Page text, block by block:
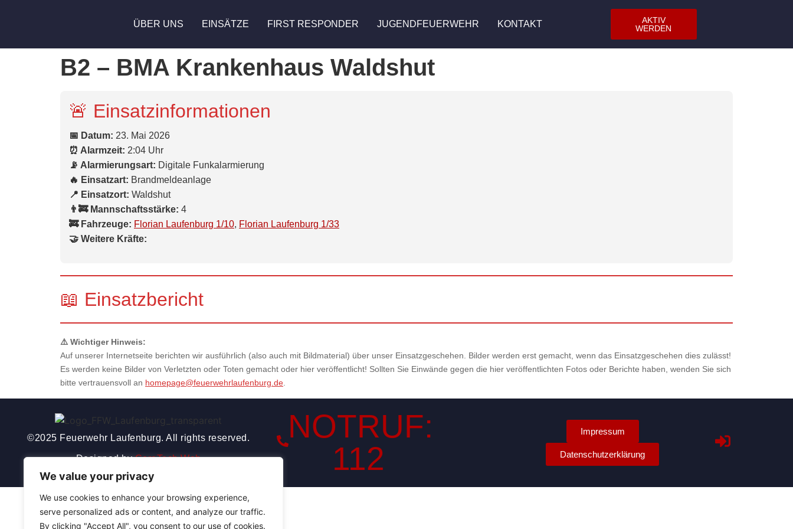
We value your privacy
We use cookies to enhance your browsing experience,
serve personalized ads or content, and analyze our traffic.
By clicking "Accept All", you consent to our use of cookies.
ÜBER UNS EINSÄTZE FIRST RESPONDER JUGENDFEUERWEHR KONTAKT
AKTIV
WERDEN
B2 – BMA Krankenhaus Waldshut
🚨 Einsatzinformationen
📅 Datum: 23. Mai 2026
⏰ Alarmzeit: 2:04 Uhr
📡 Alarmierungsart: Digitale Funkalarmierung
🔥 Einsatzart: Brandmeldeanlage
📍 Einsatzort: Waldshut
👨‍🚒 Mannschaftsstärke: 4
🚒 Fahrzeuge: Florian Laufenburg 1/10, Florian Laufenburg 1/33
🤝 Weitere Kräfte:
📖 Einsatzbericht
⚠️ Wichtiger Hinweis:
Auf unserer Internetseite berichten wir ausführlich (also auch mit Bildmaterial) über unser Einsatzgeschehen. Bilder werden erst gemacht, wenn das Einsatzgeschehen dies zulässt!
Es werden keine Bilder von Verletzten oder Toten gemacht oder hier veröffentlicht! Sollten Sie Einwände gegen die hier veröffentlichten Fotos oder Berichte haben, wenden Sie sich
bitte vertrauensvoll an homepage@feuerwehrlaufenburg.de.
©2025 Feuerwehr Laufenburg. All rights reserved.
Designed byCoreTech Web
NOTRUF:
112
Impressum
Datenschutzerklärung